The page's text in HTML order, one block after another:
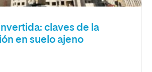
claves de la
en suelo ajeno